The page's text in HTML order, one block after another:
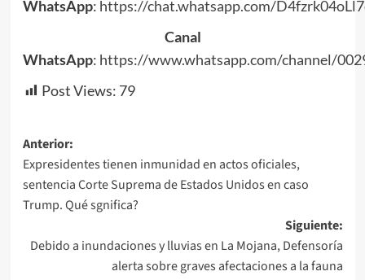
WhatsApp: https://chat.whatsapp.com/
Canal
WhatsApp: https://www.whatsapp.com/channel/
Post Views: 79
Navegación
de
entradas
Anterior:
Expresidentes tienen inmunidad en actos oficiales,
sentencia Corte Suprema de Estados Unidos en caso
Trump. Qué sgnifica?
Siguiente:
Debido a inundaciones y lluvias en La Mojana, Defensoría
alerta sobre graves afectaciones a la fauna